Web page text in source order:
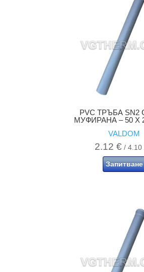
PVC ТРЪБА SN2
МУФИРАНА – 50 X
VALDOM
2.12€ / 4.10
Запитване